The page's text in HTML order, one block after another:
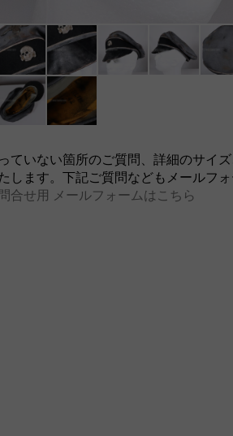
ていない箇所のご質問、詳細のサイ
します。下記ご質問などもメールフ
合せ用 メールフォームはこちら